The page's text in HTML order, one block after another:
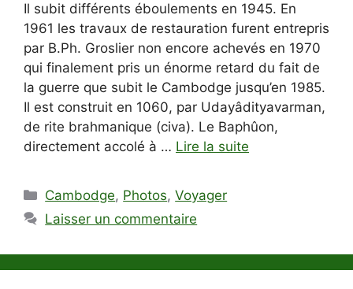
Il subit différents éboulements en 1945. En
1961 les travaux de restauration furent entrepris
par B.Ph. Groslier non encore achevés en 1970
qui finalement pris un énorme retard du fait de
la guerre que subit le Cambodge jusqu’en 1985.
Il est construit en 1060, par Udayâdityavarman,
de rite brahmanique (civa). Le Baphûon,
directement accolé à … Lire la suite
Catégories
Cambodge, Photos,Voyager
Laisser un commentaire